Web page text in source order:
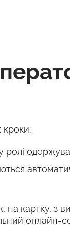
ролі
картку, з